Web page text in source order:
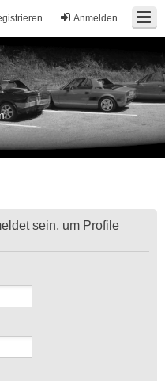
Anmelden
sein, um Profile